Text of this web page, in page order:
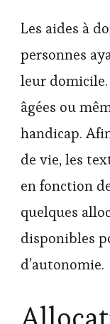
Les aides à
personnes
leur domicile.
âgées ou
handicap.
de vie, les
en fonction
quelques
disponibles
d’autonomie.